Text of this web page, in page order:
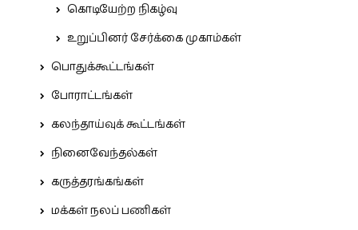
கொடியேற்ற நிகழ்வு
உறுப்பினர் சேர்க்கை முகாம்கள்
பொதுக்கூட்டங்கள்
போராட்டங்கள்
கலந்தாய்வுக் கூட்டங்கள்
நினைவேந்தல்கள்
கருத்தரங்கங்கள்
மக்கள் நலப் பணிகள்